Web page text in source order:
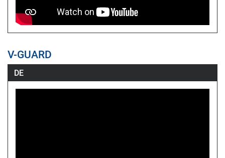
V-GUARD
DE